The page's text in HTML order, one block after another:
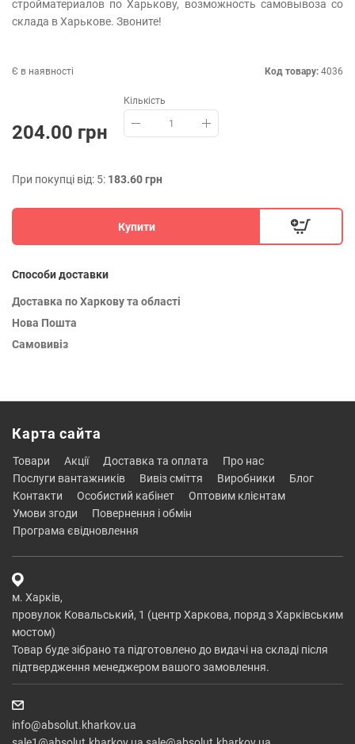
стройматериалов по Харькову, возможность самовывоза со
склада в Харькове. Звоните!
Є в наявності Код товару: 4036
204.00 грн
Кількість
При покупці від: 5: 183.60 грн
Купити
Способи доставки
Доставка по Харкову та області
Нова Пошта
Самовивіз
Карта сайта
товари акції доставка та оплата
про нас
послуги вантажників
вивіз сміття виробники
блог
контакти
особистий кабінет
оптовим клієнтам
умови згоди
повернення і обмін
програма євідновлення
м. Харків,
провулок Ковальський, 1 (центр Харкова, поряд з Харківським
мостом)
Товар буде зібрано та підготовлено до видачі на складі після
підтвердження менеджером вашого замовлення.
info@absolut.kharkov.ua